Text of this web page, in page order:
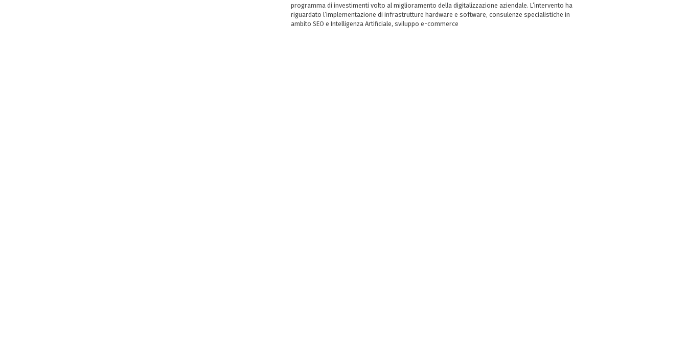
programma di investimenti volto al miglioramento della digitalizzazione aziendale. L’intervento ha
riguardato l’implementazione di infrastrutture hardware e software, consulenze specialistiche in
ambito SEO e Intelligenza Artificiale, sviluppo e-commerce